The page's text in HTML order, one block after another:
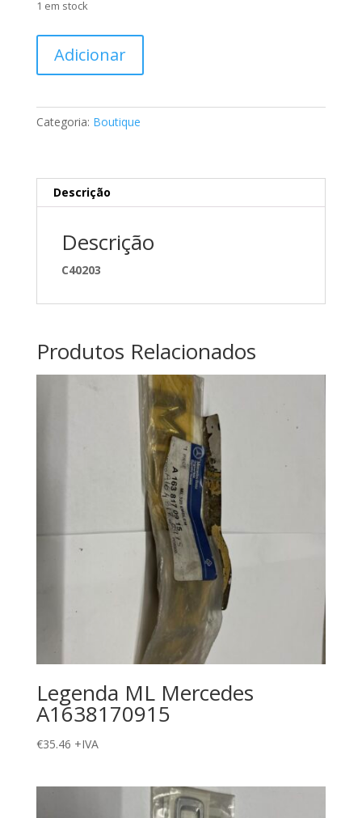
1 em stock
Refletor
A
Adicionar
Categoria: Boutique
Descrição
Descrição
C40203
Produtos Relacionados
Legenda ML Mercedes
A1638170915
€35.46 +IVA